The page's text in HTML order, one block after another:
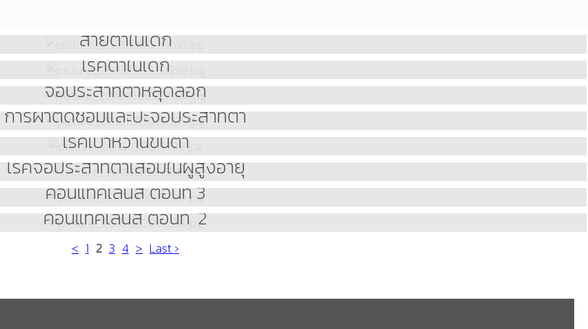
สายตาในเด็ก
โรคตาในเด็ก
จอประสาทตาหลุดลอก
การผ่าตัดซ่อมและปะจอประสาทตา
โรคเบาหวานขึ้นตา
โรคจอประสาทตาเสื่อมในผู้สูงอายุ
คอนแทคเลนส์ ตอนที่ 3
คอนแทคเลนส์ ตอนที่ 2
< 1 2 3 4 > Last ›